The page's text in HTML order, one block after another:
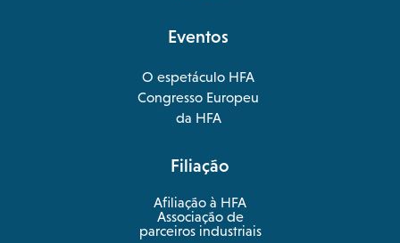
Eventos
O espetáculo HFA
opens
in
a
tab
Congresso Europeu
da HFA
opens
new
tab
Filiação
Afiliação à HFA
Associação de
parceiros industriais